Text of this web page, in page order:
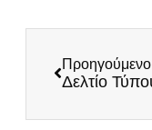
Προηγούμενο